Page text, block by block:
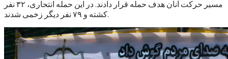
مسیر حرکت آنان هدف حمله قرار دادند. در این حمله انتحاری، ۳۲ نفر
کشته و ۷۹ نفر دیگر زخمی شدند.